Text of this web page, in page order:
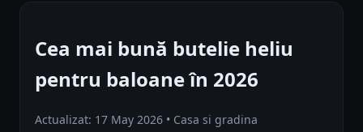
Cea mai bună butelie heliu
pentru baloane în 2026
Actualizat: 17 May 2026 • Casa si gradina